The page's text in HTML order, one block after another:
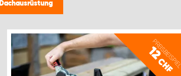
Dachausrüstung
PREISBEISPIEL
12
CHF